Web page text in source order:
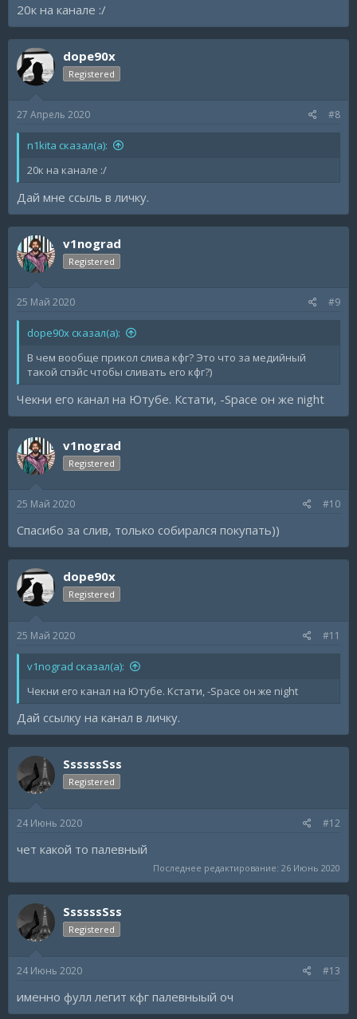
20к на канале :/
dope90x
Registered
27 Апрель 2020 #8
n1kita сказал(а):
20к на канале :/
Дай мне ссыль в личку.
v1nograd
Registered
25 Май 2020 #9
dope90x сказал(а):
В чем вообще прикол слива кфг? Это что за медийный
такой спэйс чтобы сливать его кфг?)
Чекни его канал на Ютубе. Кстати, -Space он же night
v1nograd
Registered
25 Май 2020 #10
Спасибо за слив, только собирался покупать))
dope90x
Registered
25 Май 2020 #11
v1nograd сказал(а):
Чекни его канал на Ютубе. Кстати, -Space он же night
Дай ссылку на канал в личку.
SsssssSss
Registered
24 Июнь 2020 #12
чет какой то палевный
Последнее редактирование: 26 Июнь 2020
SsssssSss
Registered
24 Июнь 2020 #13
именно фулл легит кфг палевныый оч